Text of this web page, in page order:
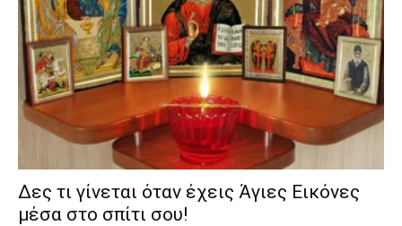
Δες τι γίνεται όταν έχεις Άγιες Εικόνες
μέσα στο σπίτι σου!